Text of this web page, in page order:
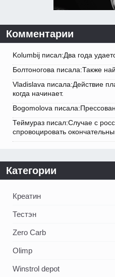
Комментарии
Kolumbij писал:Два года
Болтоногова писала:Также
Vladislava писала:Действие
когда начинает.
Bogomolova
Теймураз писал:Случае с
спровоцировать
Категории
Креатин
Тестэн
Zero Carb
Olimp
Winstrol depot